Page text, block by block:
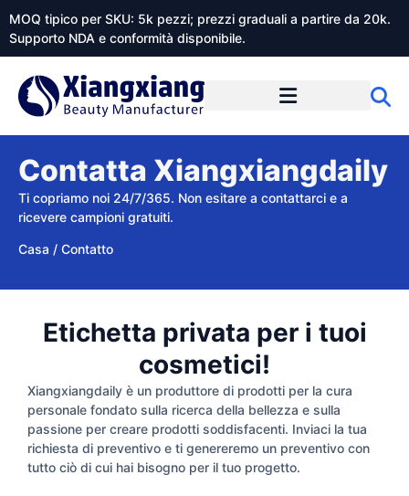
MOQ tipico per SKU: 5k pezzi; prezzi graduali a partire da 20k.
Supporto NDA e conformità disponibile.
Contatta Xiangxiangdaily
Ti copriamo noi 24/7/365. Non esitare a contattarci e a
ricevere campioni gratuiti.
Casa / Contatto
Etichetta privata per i tuoi
cosmetici!
Xiangxiangdaily è un produttore di prodotti per la cura
personale fondato sulla ricerca della bellezza e sulla
passione per creare prodotti soddisfacenti. Inviaci la tua
richiesta di preventivo e ti genereremo un preventivo con
tutto ciò di cui hai bisogno per il tuo progetto.